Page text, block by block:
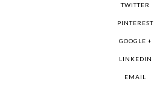
TWITTER
PINTEREST
GOOGLE +
LINKEDIN
EMAIL